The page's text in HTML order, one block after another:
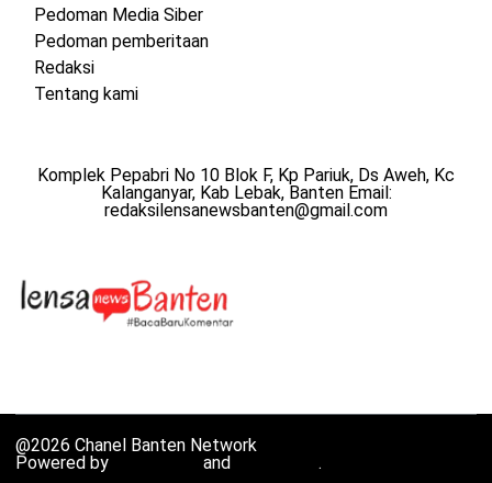
Pedoman Media Siber
Pedoman pemberitaan
Redaksi
Tentang kami
Komplek Pepabri No 10 Blok F, Kp Pariuk, Ds Aweh, Kc
Kalanganyar, Kab Lebak, Banten Email:
redaksilensanewsbanten@gmail.com
@2026 Chanel Banten Network
Powered by
and .